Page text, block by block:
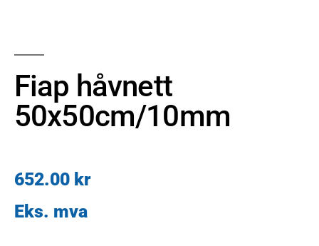
Fiap håvnett
50x50cm/10mm
652.00 kr